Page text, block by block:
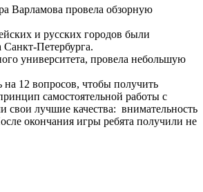
Варламова провела обзорную
и русских городов были
Петербурга.
университета, провела небольшую
12 вопросов, чтобы получить
самостоятельной работы с
свои лучшие качества: внимательность
окончания игры ребята получили не